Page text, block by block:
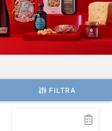
FILTRA